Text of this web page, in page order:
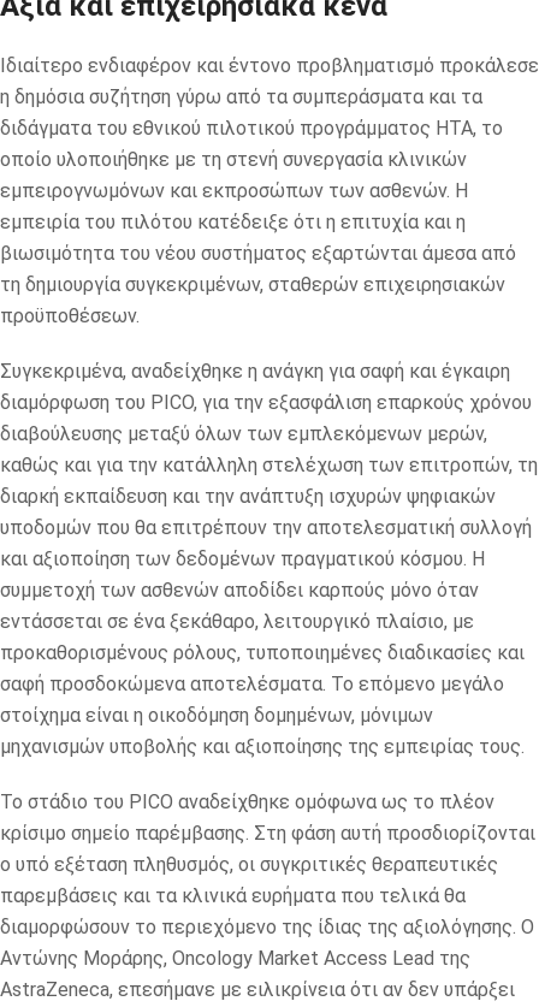
Ιδιαίτερο ενδιαφέρον και έντονο προβληματισμό προκάλεσε
η δημόσια συζήτηση γύρω από τα συμπεράσματα και τα
διδάγματα του εθνικού πιλοτικού προγράμματος HTA, το
οποίο υλοποιήθηκε με τη στενή συνεργασία κλινικών
εμπειρογνωμόνων και εκπροσώπων των ασθενών. Η
εμπειρία του πιλότου κατέδειξε ότι η επιτυχία και η
βιωσιμότητα του νέου συστήματος εξαρτώνται άμεσα από
τη δημιουργία συγκεκριμένων, σταθερών επιχειρησιακών
προϋποθέσεων.
Συγκεκριμένα, αναδείχθηκε η ανάγκη για σαφή και έγκαιρη
διαμόρφωση του PICO, για την εξασφάλιση επαρκούς χρόνου
διαβούλευσης μεταξύ όλων των εμπλεκόμενων μερών,
καθώς και για την κατάλληλη στελέχωση των επιτροπών, τη
διαρκή εκπαίδευση και την ανάπτυξη ισχυρών ψηφιακών
υποδομών που θα επιτρέπουν την αποτελεσματική συλλογή
και αξιοποίηση των δεδομένων πραγματικού κόσμου. Η
συμμετοχή των ασθενών αποδίδει καρπούς μόνο όταν
εντάσσεται σε ένα ξεκάθαρο, λειτουργικό πλαίσιο, με
προκαθορισμένους ρόλους, τυποποιημένες διαδικασίες και
σαφή προσδοκώμενα αποτελέσματα. Το επόμενο μεγάλο
στοίχημα είναι η οικοδόμηση δομημένων, μόνιμων
μηχανισμών υποβολής και αξιοποίησης της εμπειρίας τους.
Το στάδιο του PICO αναδείχθηκε ομόφωνα ως το πλέον
κρίσιμο σημείο παρέμβασης. Στη φάση αυτή προσδιορίζονται
ο υπό εξέταση πληθυσμός, οι συγκριτικές θεραπευτικές
παρεμβάσεις και τα κλινικά ευρήματα που τελικά θα
διαμορφώσουν το περιεχόμενο της ίδιας της αξιολόγησης. Ο
Αντώνης Μοράρης, Oncology Market Access Lead της
AstraZeneca, επεσήμανε με ειλικρίνεια ότι αν δεν υπάρξει